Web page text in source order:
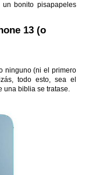
bonito pisapapeles
13 (o
ninguno (ni el primero
todo esto, sea el
una biblia se tratase.